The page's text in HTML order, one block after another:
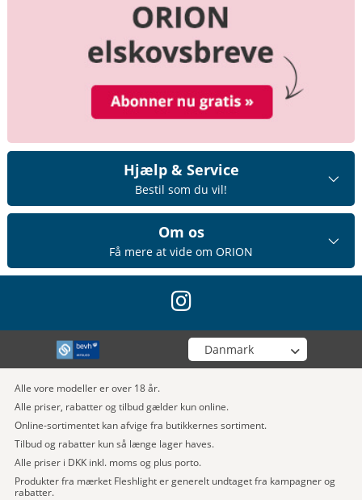
Hjælp & Service
Bestil som du vil!
Om os
Få mere at vide om ORION
instagram
Vælg din butik
Alle vore modeller er over 18 år.
Alle priser, rabatter og tilbud gælder kun online.
Online-sortimentet kan afvige fra butikkernes sortiment.
Tilbud og rabatter kun så længe lager haves.
Alle priser i DKK inkl. moms og plus porto.
Produkter fra mærket Fleshlight er generelt undtaget fra kampagner og
rabatter.